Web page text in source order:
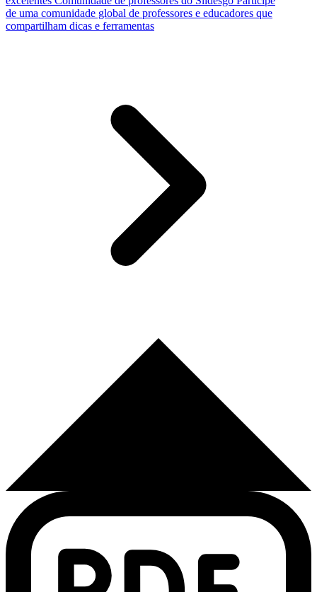
de uma comunidade global de professores e educadores que
compartilham dicas e ferramentas